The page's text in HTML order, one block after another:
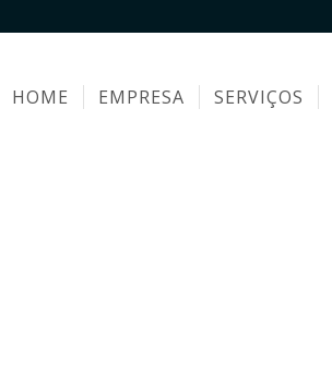
HOME EMPRESA SERVIÇOS